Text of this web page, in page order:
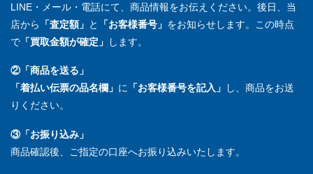
LINE・メール・電話にて、商品情報をお伝えください。後日、当
店から
「査定額」 と 「お客様番号」 をお知らせします。この時点
で 「買取金額が確定」 します。
②「商品を送る」
「着払い伝票の品名欄」 に 「お客様番号を記入」
し、商品をお送
りください。
③「お振り込み」
商品確認後、ご指定の口座へお振り込みいたします。